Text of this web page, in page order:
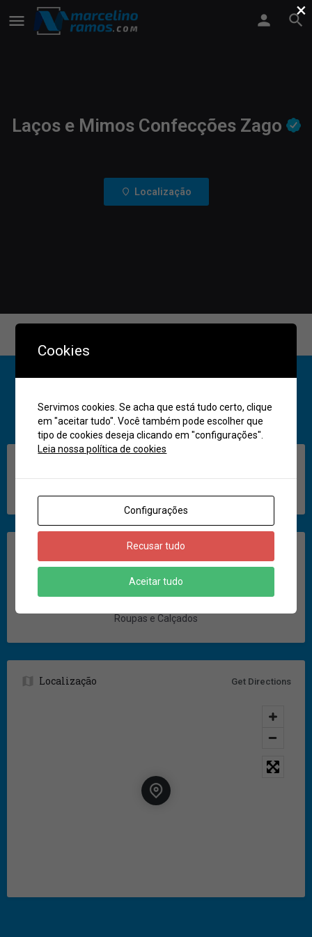
Laços e Mimos Confecções Zago
Localização
Ligar Compartilhar
Roupas e Calçados
Localização Get Directions
×
Cookies
Servimos cookies. Se acha que está tudo certo, clique
em "aceitar tudo". Você também pode escolher que
tipo de cookies deseja clicando em "configurações".
Leia nossa política de cookies
Configurações
Recusar tudo
Aceitar tudo